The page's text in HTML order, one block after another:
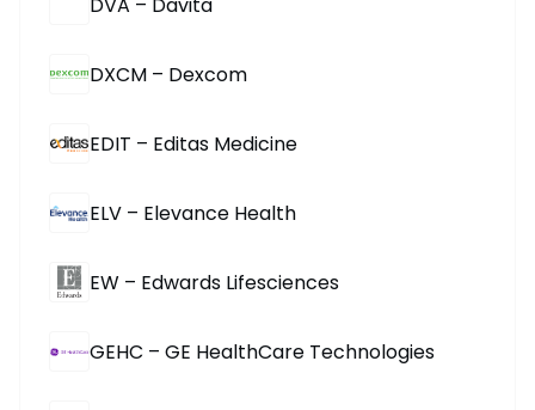
DXCM – Dexcom
EDIT – Editas Medicine
ELV – Elevance Health
EW – Edwards Lifesciences
GEHC – GE HealthCare Technologies